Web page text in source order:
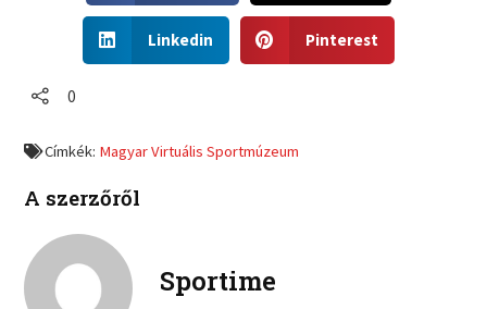
a
r
b
o
a
h
a
n
i
k
Linkedin
h
a
n
r
Pinterest
0
Címkék: Magyar Virtuális Sportmúzeum
A szerzőről
Sportime